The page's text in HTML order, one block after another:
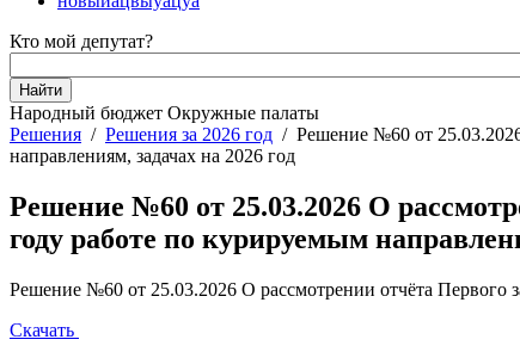
Кто мой депутат?
Народный бюджет Окружные палаты
Решения / Решения за 2026 год / Решение №60 от
направлениям, задачах на 2026 год
Решение №60 от 25.03.2026 О
году работе по курируемым
Решение №60 от 25.03.2026 О рассмотрении отчёта Первого
Скачать